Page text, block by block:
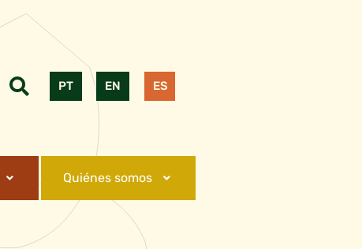
PT EN ES
Quiénes somos